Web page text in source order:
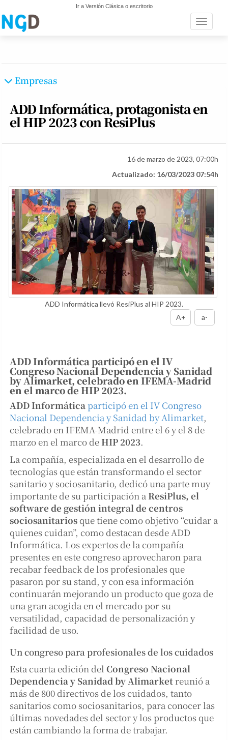
Ir a Versión Clásica o escritorio
Toggle
Empresas
ADD Informática, protagonista en
el HIP 2023 con ResiPlus
16 de marzo de 2023, 07:00h
Actualizado: 16/03/2023 07:54h
ADD Informática llevó ResiPlus al HIP 2023.
A+
a-
ADD Informática participó en el IV
Congreso Nacional Dependencia y Sanidad
by Alimarket, celebrado en IFEMA-Madrid
en el marco de HIP 2023.
ADD Informáticaparticipó en el IV Congreso
Nacional Dependencia y Sanidad by Alimarket,
celebrado en IFEMA-Madrid entre el 6 y el 8 de
marzo en el marco de HIP 2023.
La compañía, especializada en el desarrollo de
tecnologías que están transformando el sector
sanitario y sociosanitario, dedicó una parte muy
importante de su participación a ResiPlus, el
software de gestión integral de centros
sociosanitariosque tiene como objetivo “cuidar a
quienes cuidan”, como destacan desde ADD
Informática. Los expertos de la compañía
presentes en este congreso aprovecharon para
recabar feedback de los profesionales que
pasaron por su stand, y con esa información
continuarán mejorando un producto que goza de
una gran acogida en el mercado por su
versatilidad, capacidad de personalización y
facilidad de uso.
Un congreso para profesionales de los cuidados
Esta cuarta edición del Congreso Nacional
Dependencia y Sanidad by Alimarketreunió a
más de 800 directivos de los cuidados, tanto
sanitarios como sociosanitarios, para conocer las
últimas novedades del sector y los productos que
están cambiando la forma de trabajar.